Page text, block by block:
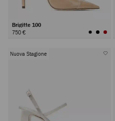
Brigitte 100
750 €
Nuova Stagione